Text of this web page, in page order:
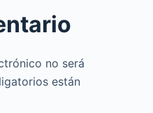
no será
están